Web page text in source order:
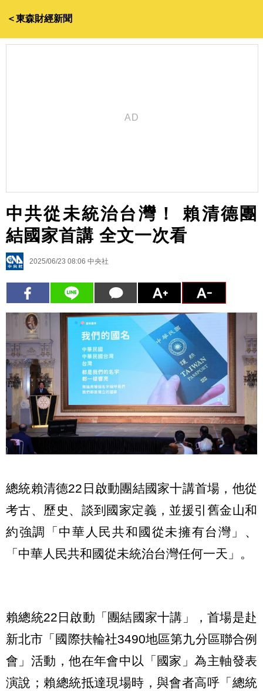
＜東森財經新聞
中共從未統治台灣！ 賴清德團
結國家首講 全文一次看
2025/06/23 08:06 中央社
總統賴清德22日啟動團結國家十講首場，他從
考古、歷史、談到國家定義，並援引舊金山和
約強調「中華人民共和國從未擁有台灣」、
「中華人民共和國從未統治台灣任何一天」。
賴總統22日啟動「團結國家十講」，首場是赴
新北市「國際扶輪社3490地區第九分區聯合例
會」活動，他在年會中以「國家」為主軸發表
演說；賴總統抵達現場時，與會者高呼「總統